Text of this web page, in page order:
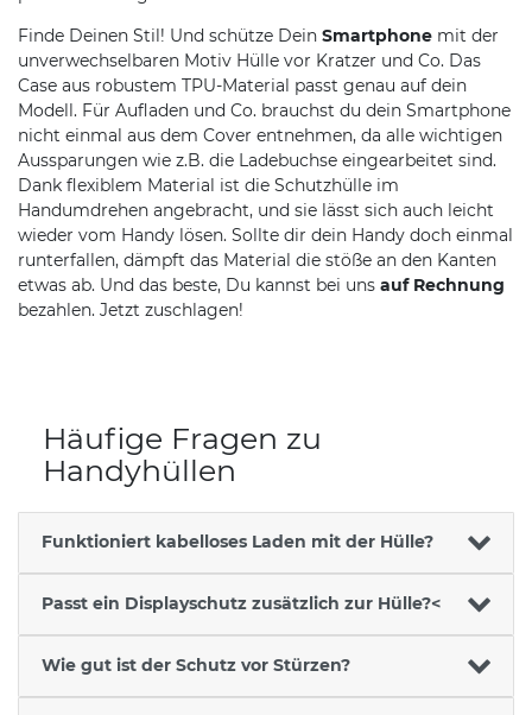
Finde Deinen Stil! Und schütze Dein Smartphone mit der
unverwechselbaren Motiv Hülle vor Kratzer und Co. Das
Case aus robustem TPU-Material passt genau auf dein
Modell. Für Aufladen und Co. brauchst du dein Smartphone
nicht einmal aus dem Cover entnehmen, da alle wichtigen
Aussparungen wie z.B. die Ladebuchse eingearbeitet sind.
Dank flexiblem Material ist die Schutzhülle im
Handumdrehen angebracht, und sie lässt sich auch leicht
wieder vom Handy lösen. Sollte dir dein Handy doch einmal
runterfallen, dämpft das Material die stöße an den Kanten
etwas ab. Und das beste, Du kannst bei uns auf Rechnung
bezahlen. Jetzt zuschlagen!
Häufige Fragen zu
Handyhüllen
Funktioniert kabelloses Laden mit der Hülle?
Passt ein Displayschutz zusätzlich zur Hülle?<
Wie gut ist der Schutz vor Stürzen?